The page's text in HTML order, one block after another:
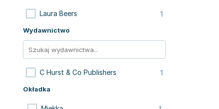
Laura Beers 1
Wydawnictwo
C Hurst & Co Publishers 1
Okładka